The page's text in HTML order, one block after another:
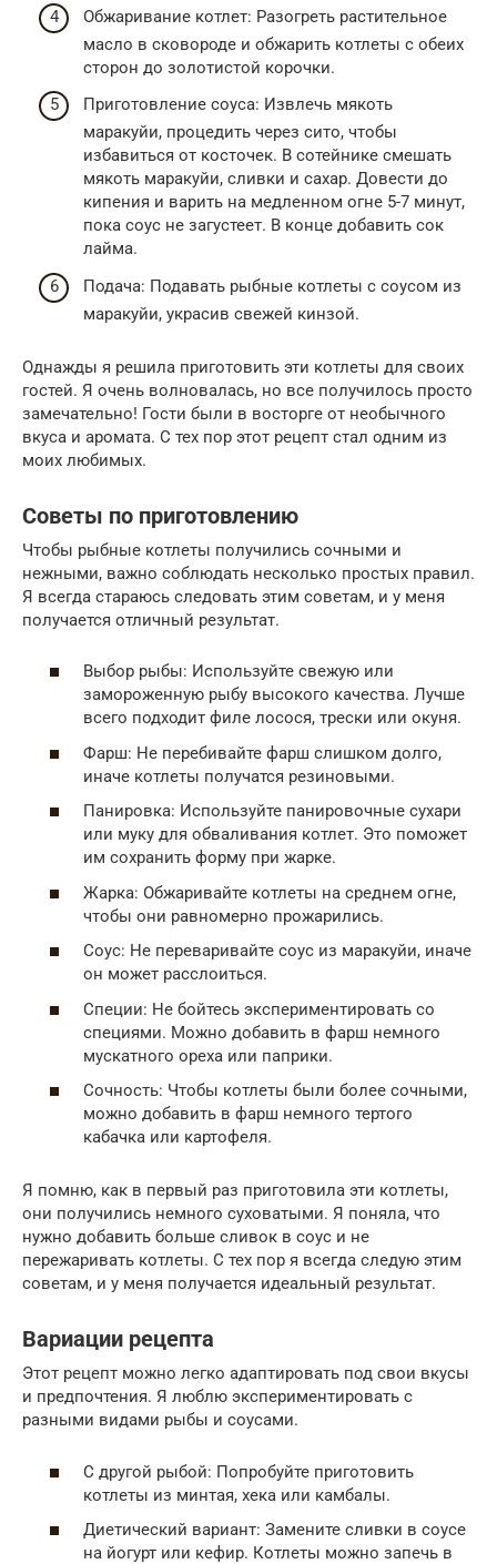
Обжаривание котлет: Разогреть растительное
масло в сковороде и обжарить котлеты с обеих
сторон до золотистой корочки.
Приготовление соуса: Извлечь мякоть
маракуйи, процедить через сито, чтобы
избавиться от косточек. В сотейнике смешать
мякоть маракуйи, сливки и сахар. Довести до
кипения и варить на медленном огне 5-7 минут,
пока соус не загустеет. В конце добавить сок
лайма.
Подача: Подавать рыбные котлеты с соусом из
маракуйи, украсив свежей кинзой.
Однажды я решила приготовить эти котлеты для своих
гостей. Я очень волновалась, но все получилось просто
замечательно! Гости были в восторге от необычного
вкуса и аромата. С тех пор этот рецепт стал одним из
моих любимых.
Советы по приготовлению
Чтобы рыбные котлеты получились сочными и
нежными, важно соблюдать несколько простых правил.
Я всегда стараюсь следовать этим советам, и у меня
получается отличный результат.
Выбор рыбы: Используйте свежую или
замороженную рыбу высокого качества. Лучше
всего подходит филе лосося, трески или окуня.
Фарш: Не перебивайте фарш слишком долго,
иначе котлеты получатся резиновыми.
Панировка: Используйте панировочные сухари
или муку для обваливания котлет. Это поможет
им сохранить форму при жарке.
Жарка: Обжаривайте котлеты на среднем огне,
чтобы они равномерно прожарились.
Соус: Не переваривайте соус из маракуйи, иначе
он может расслоиться.
Специи: Не бойтесь экспериментировать со
специями. Можно добавить в фарш немного
мускатного ореха или паприки.
Сочность: Чтобы котлеты были более сочными,
можно добавить в фарш немного тертого
кабачка или картофеля.
Я помню, как в первый раз приготовила эти котлеты,
они получились немного суховатыми. Я поняла, что
нужно добавить больше сливок в соус и не
пережаривать котлеты. С тех пор я всегда следую этим
советам, и у меня получается идеальный результат.
Вариации рецепта
Этот рецепт можно легко адаптировать под свои вкусы
и предпочтения. Я люблю экспериментировать с
разными видами рыбы и соусами.
С другой рыбой: Попробуйте приготовить
котлеты из минтая, хекa или камбалы.
Диетический вариант: Замените сливки в соусе
на йогурт или кефир. Котлеты можно запечь в